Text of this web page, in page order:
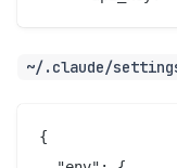
~/.claude/
{